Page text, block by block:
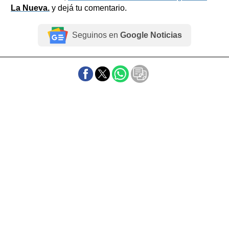
La Nueva. y dejá tu comentario.
Seguinos en Google Noticias